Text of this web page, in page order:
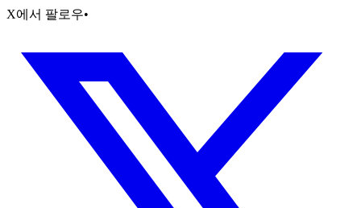
X에서 팔로우•